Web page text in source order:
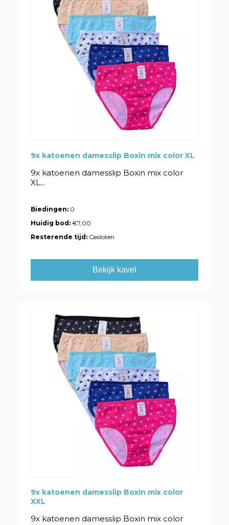
9x katoenen damesslip Boxin mix color XL
9x katoenen damesslip Boxin mix color
XL...
Biedingen: 0
Huidig bod:€7,00
Resterende tijd: Gesloten
Bekijk kavel
9x katoenen damesslip Boxin mix color
XXL
9x katoenen damesslip Boxin mix color